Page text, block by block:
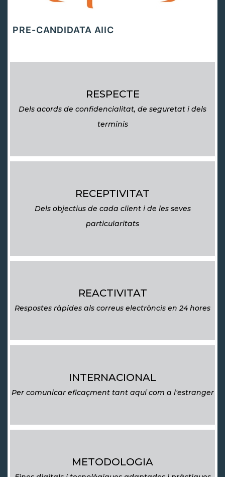
PRE-CANDIDATA AIIC
RESPECTE
Dels acords de confidencialitat, de seguretat i dels
terminis
RECEPTIVITAT
Dels objectius de cada client i de les seves
particularitats
REACTIVITAT
Respostes ràpides als correus electròncis en 24 hores
INTERNACIONAL
Per comunicar eficaçment tant aquí com a l'estranger
METODOLOGIA
Eines digitals i tecnològiques adaptades i pràctiques